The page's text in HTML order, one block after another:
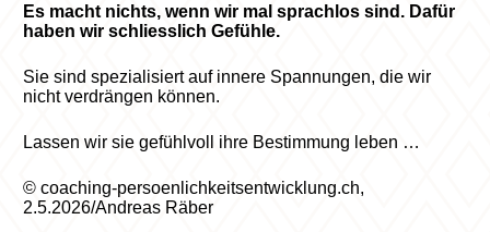
Es macht nichts, wenn wir mal sprachlos sind. Dafür
haben wir schliesslich Gefühle.
Sie sind spezialisiert auf innere Spannungen, die wir
nicht verdrängen können.
Lassen wir sie gefühlvoll ihre Bestimmung leben …
© coaching-persoenlichkeitsentwicklung.ch,
2.5.2026/Andreas Räber